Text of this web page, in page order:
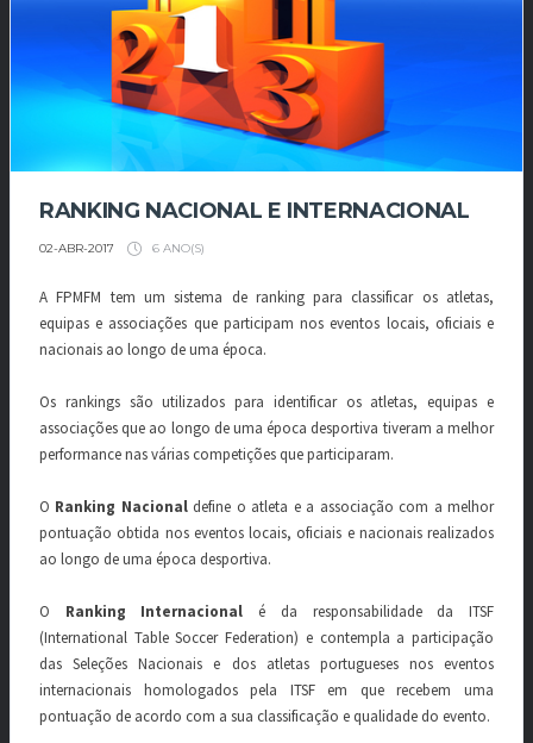
RANKING NACIONAL E INTERNACIONAL
02-ABR-2017 6 ANO(S)
A FPMFM tem um sistema de ranking para classificar os atletas,
equipas e associações que participam nos eventos locais, oficiais e
nacionais ao longo de uma época.
Os rankings são utilizados para identificar os atletas, equipas e
associações que ao longo de uma época desportiva tiveram a melhor
performance nas várias competições que participaram.
O Ranking Nacionaldefine o atleta e a associação com a melhor
pontuação obtida nos eventos locais, oficiais e nacionais realizados
ao longo de uma época desportiva.
O Ranking Internacional é da responsabilidade da ITSF
(International Table Soccer Federation) e contempla a participação
das Seleções Nacionais e dos atletas portugueses nos eventos
internacionais homologados pela ITSF em que recebem uma
pontuação de acordo com a sua classificação e qualidade do evento.